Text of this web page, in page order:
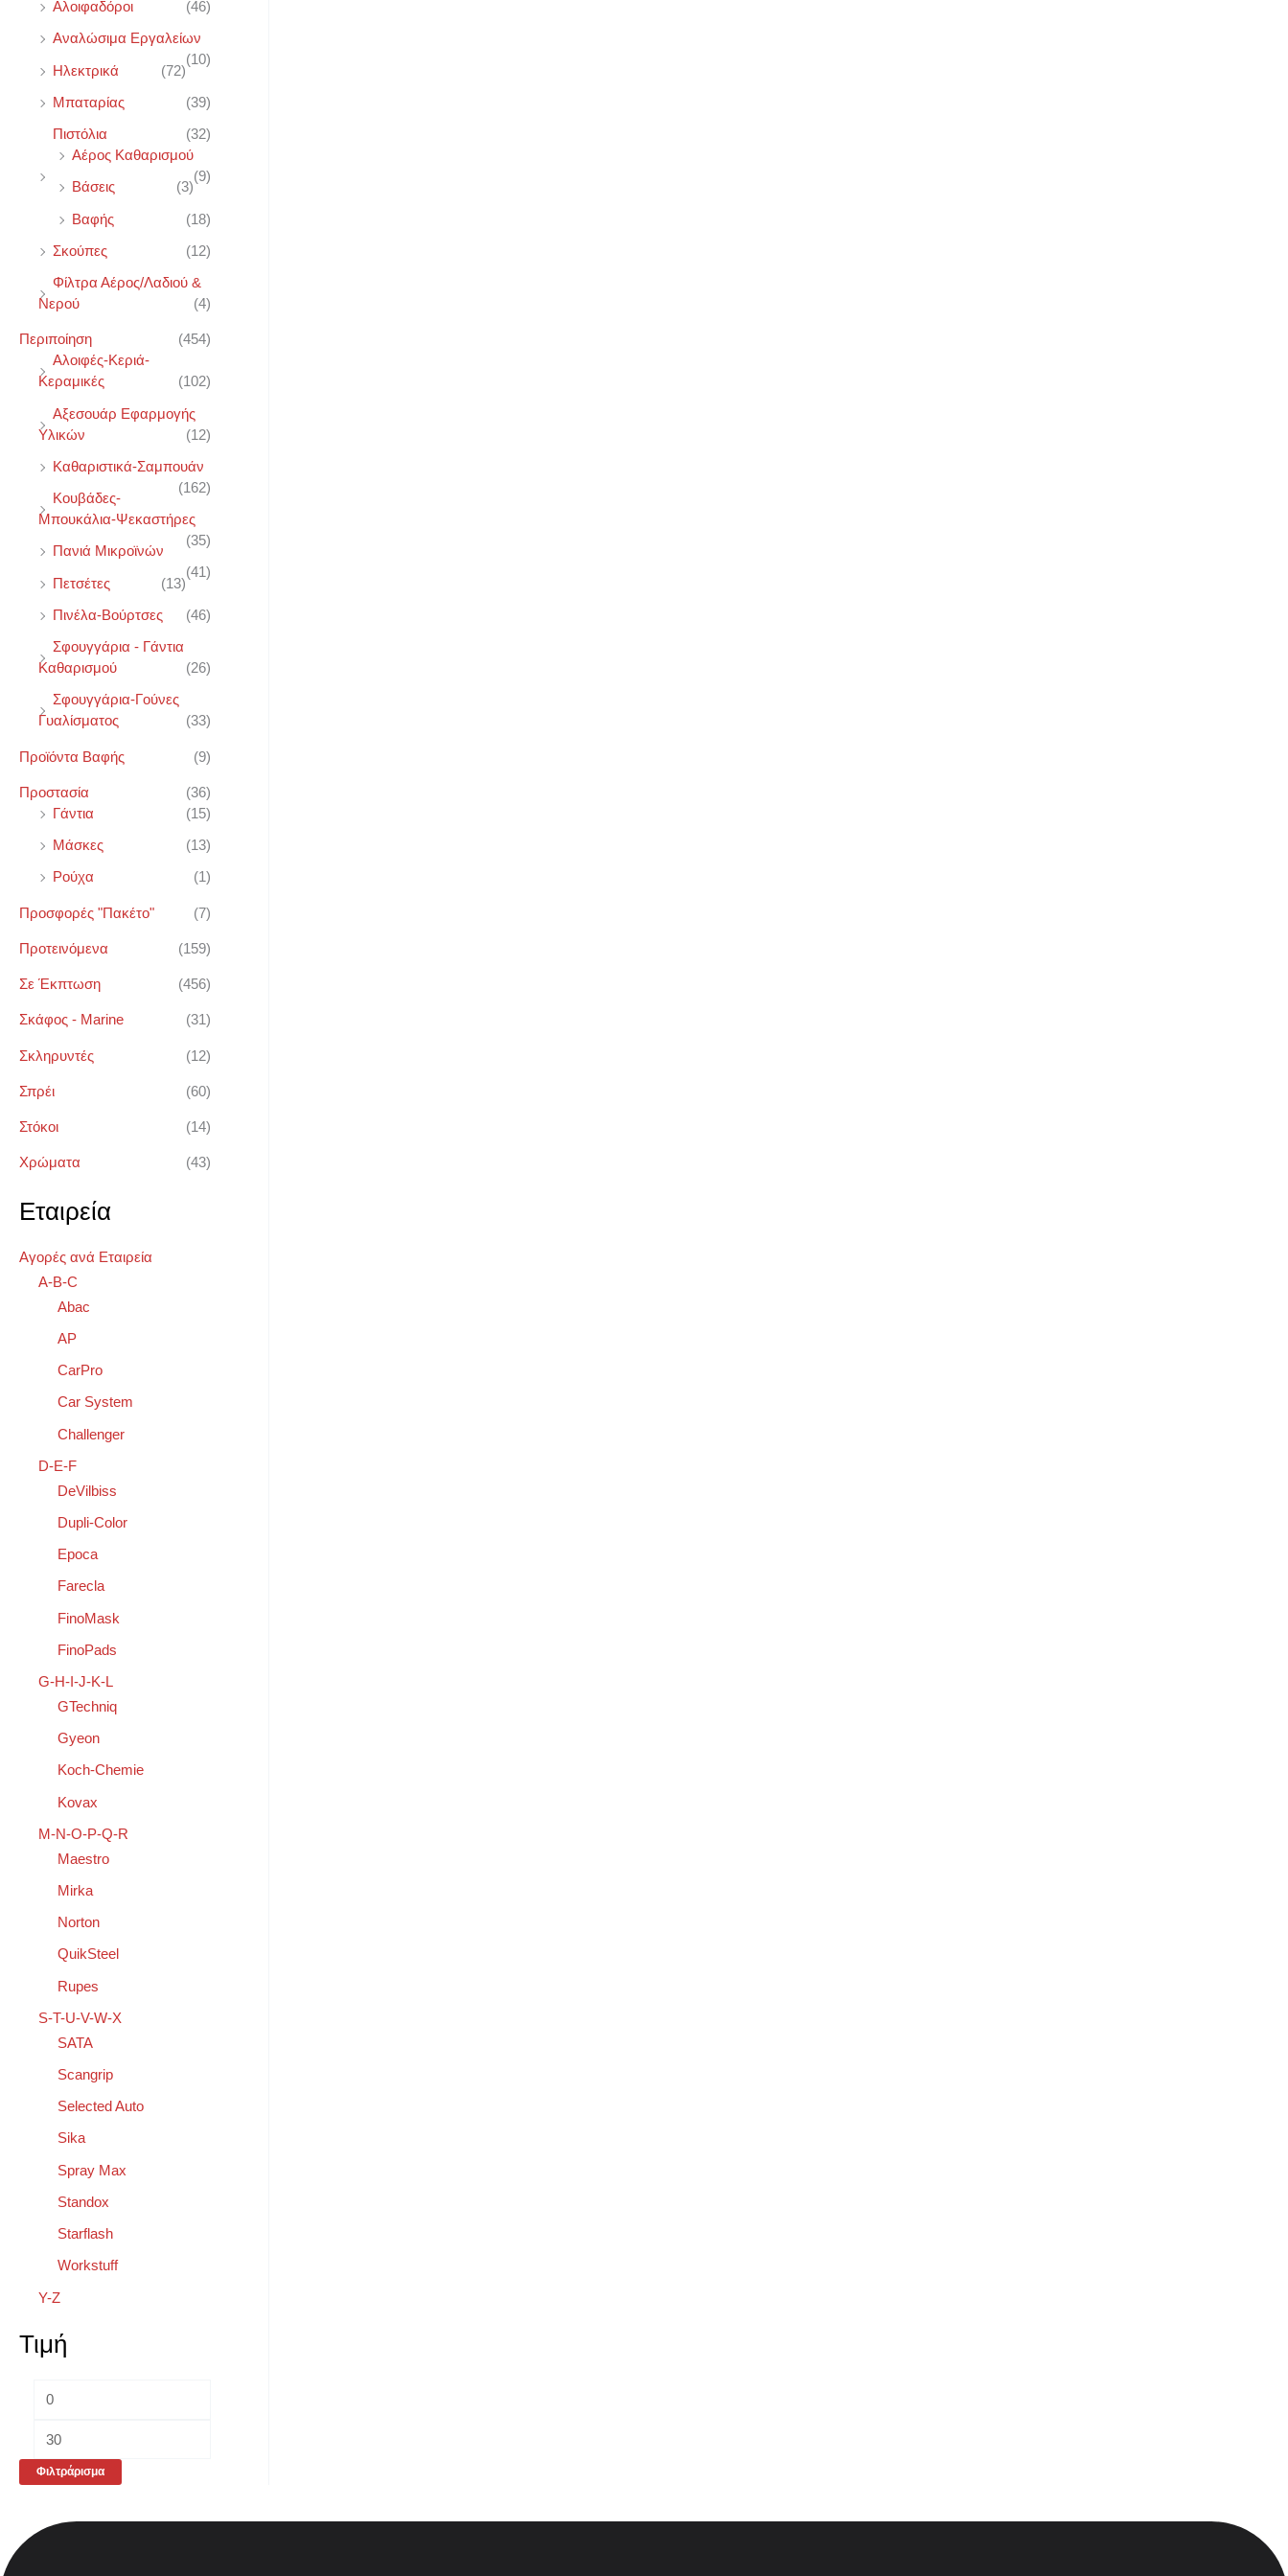
Αλοιφαδόροι
(46)
Αναλώσιμα Εργαλείων
(10)
Ηλεκτρικά
(72)
Μπαταρίας
(39)
Πιστόλια
(32)
Αέρος Καθαρισμού
(9)
Βάσεις
(3)
Βαφής
(18)
Σκούπες
(12)
Φίλτρα Αέρος/Λαδιού &
Νερού
(4)
Περιποίηση
(454)
Αλοιφές-Κεριά-
Κεραμικές
(102)
Αξεσουάρ Εφαρμογής
Υλικών
(12)
Καθαριστικά-Σαμπουάν
(162)
Κουβάδες-
Μπουκάλια-Ψεκαστήρες
(35)
Πανιά Μικροϊνών
(41)
Πετσέτες
(13)
Πινέλα-Βούρτσες
(46)
Σφουγγάρια - Γάντια
Καθαρισμού
(26)
Σφουγγάρια-Γούνες
Γυαλίσματος
(33)
Προϊόντα Βαφής (9)
Προστασία
(36)
Γάντια
(15)
Μάσκες
(13)
Ρούχα
(1)
Προσφορές "Πακέτο" (7)
Προτεινόμενα (159)
Σε Έκπτωση (456)
Σκάφος - Marine (31)
Σκληρυντές (12)
Σπρέι (60)
Στόκοι (14)
Χρώματα (43)
Εταιρεία
Αγορές ανά Εταιρεία
A-B-C
Abac
AP
CarPro
Car System
Challenger
D-E-F
DeVilbiss
Dupli-Color
Epoca
Farecla
FinoMask
FinoPads
G-H-I-J-K-L
GTechniq
Gyeon
Koch-Chemie
Kovax
M-N-O-P-Q-R
Maestro
Mirka
Norton
QuikSteel
Rupes
S-T-U-V-W-X
SATA
Scangrip
Selected Auto
Sika
Spray Max
Standox
Starflash
Workstuff
Y-Z
Τιμή
Φιλτράρισμα